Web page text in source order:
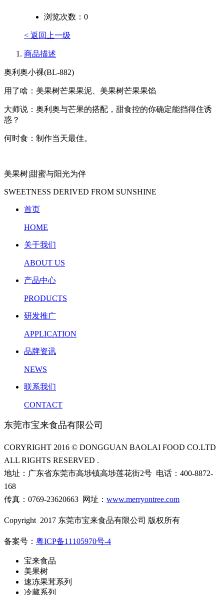
浏览次数： 0
< 返回上一级
商品描述
奥利奥小裸(BL-882)
用了啥：美果树芒果果泥、美果树芒果果馅
大师说：奥利奥与芒果的搭配，甜食控的你确定能挡得住诱
惑？
何时食：制作当天最佳。
美果树|甜蜜与阳光为伴
SWEETNESS DERIVED FROM SUNSHINE
首页
HOME
关于我们
ABOUT US
产品中心
PRODUCTS
研发推广
APPLICATION
品牌资讯
NEWS
联系我们
CONTACT
东莞市宝来食品有限公司
CORYRIGHT 2016 © DONGGUAN BAOLAI FOOD CO.LTD
ALL RIGHTS RESERVED .
地址：广东省东莞市高埗镇高埗莲花街2号 电话：400-8872-
168
传真：0769-23620663 网址： www.merryontree.com
Copyright 2017 东莞市宝来食品有限公司 版权所有
备案号： 粤ICP备11105970号-4
宝来食品
美果树
速冻果茸系列
冷藏系列